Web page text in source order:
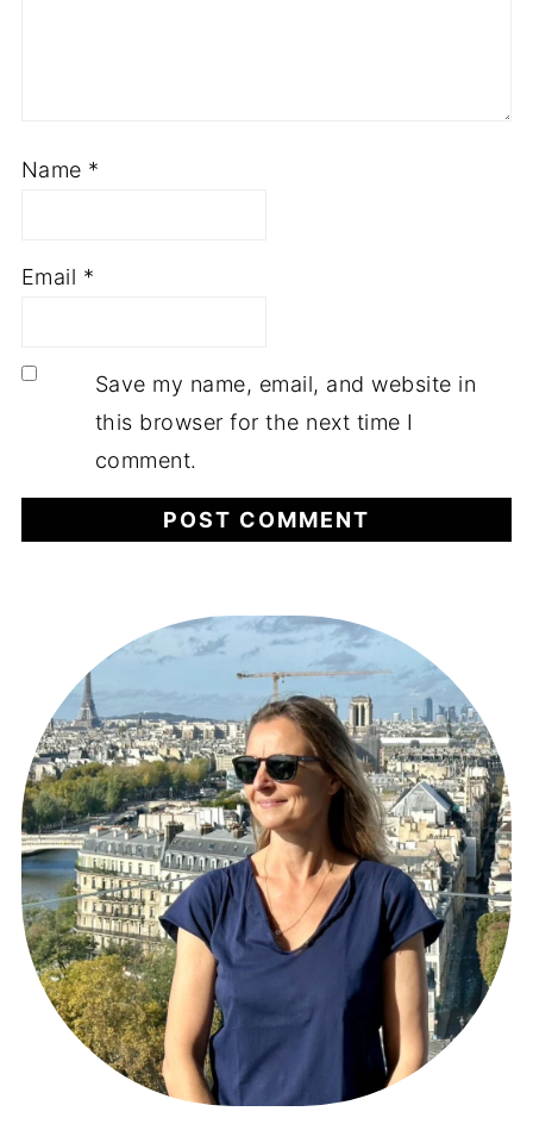
Name *
Email *
Save my name, email, and website in
this browser for the next time I
comment.